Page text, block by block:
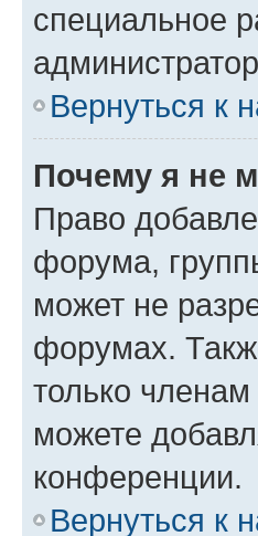
специальное
Вернуться к
Почему я не
Право
форума,
может не
форумах.
только
можете
конференции.
Вернуться к